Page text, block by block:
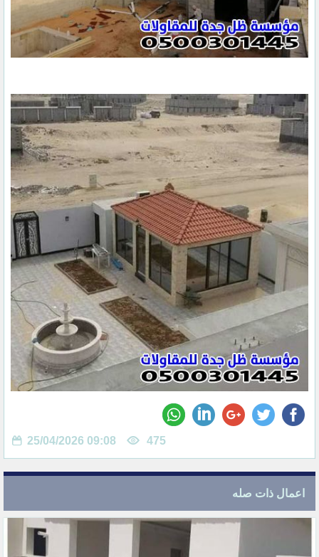
25/04/2026 09:08 475
اعمال ذات صله